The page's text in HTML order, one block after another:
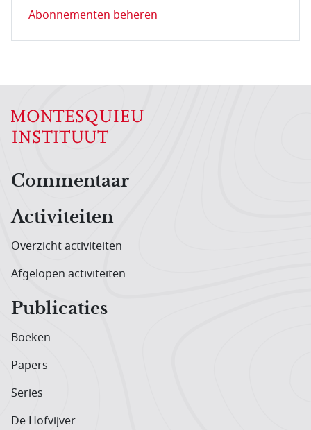
Abonnementen beheren
Hoofdnavigatiemenu
Commentaar
Activiteiten
Overzicht activiteiten
Afgelopen activiteiten
Publicaties
Boeken
Papers
Series
De Hofvijver